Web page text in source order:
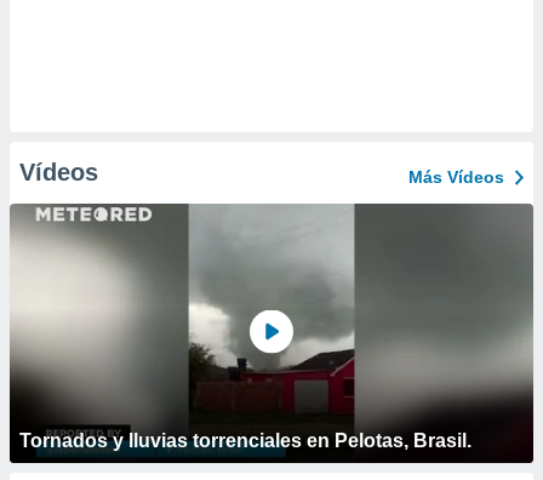
Vídeos Más Vídeos
Tornados y lluvias torrenciales en Pelotas, Brasil.